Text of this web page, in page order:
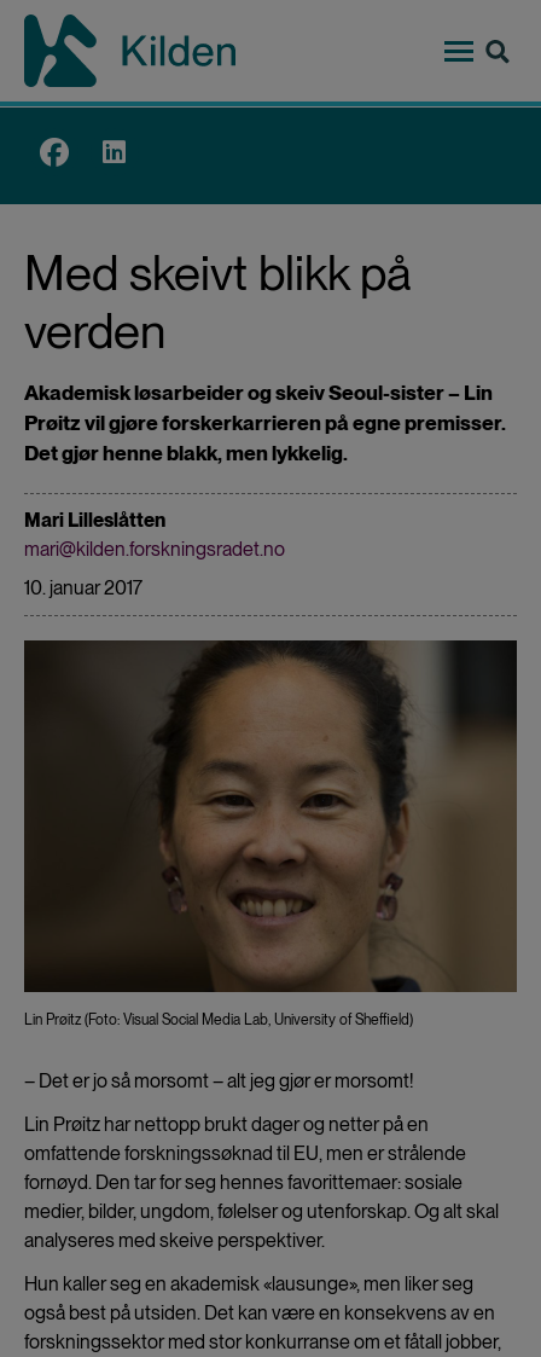
Hopp
hovedinnhold
Top
Med skeivt blikk på
verden
Akademisk løsarbeider og skeiv Seoul-sister – Lin
Prøitz vil gjøre forskerkarrieren på egne premisser.
Det gjør henne blakk, men lykkelig.
Mari Lilleslåtten
mari@kilden.forskningsradet.no
10. januar 2017
Lin Prøitz (Foto: Visual Social Media Lab, University of Sheffield)
– Det er jo så morsomt – alt jeg gjør er morsomt!
Lin Prøitz har nettopp brukt dager og netter på en
omfattende forskningssøknad til EU, men er strålende
fornøyd. Den tar for seg hennes favorittemaer: sosiale
medier, bilder, ungdom, følelser og utenforskap. Og alt skal
analyseres med skeive perspektiver.
Hun kaller seg en akademisk «lausunge», men liker seg
også best på utsiden. Det kan være en konsekvens av en
forskningssektor med stor konkurranse om et fåtall jobber,